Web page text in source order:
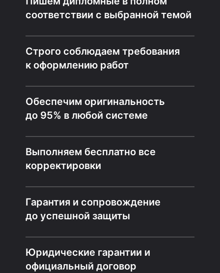
соответствии с выбранной темой
Строго соблюдаем требования
к оформлению работ
Обеспечим оригинальность
до 95% в любой системе
Выполняем бесплатно все
корректировки
Гарантия и сопровождение
до успешной защиты
Юридические гарантии и
официальный договор